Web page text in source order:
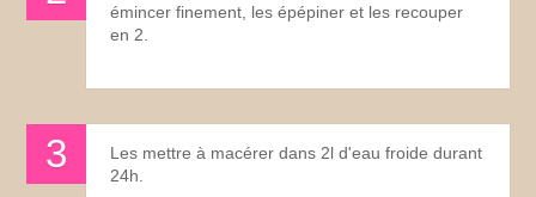
émincer finement, les épépiner et les recouper
en 2.
Les mettre à macérer dans 2l d'eau froide durant
24h.